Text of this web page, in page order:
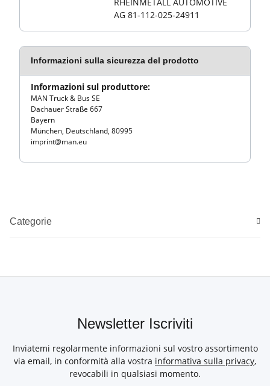
AG 81-112-025-24911
Informazioni sulla sicurezza del prodotto
Informazioni sul produttore:
MAN Truck & Bus SE
Dachauer Straße 667
Bayern
München, Deutschland, 80995
imprint@man.eu
Categorie
Newsletter Iscriviti
Inviatemi regolarmente informazioni sul vostro assortimento
via email, in conformità alla vostra informativa sulla privacy,
revocabili in qualsiasi momento.